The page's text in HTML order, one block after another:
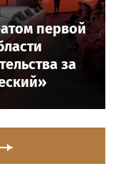
первой
за